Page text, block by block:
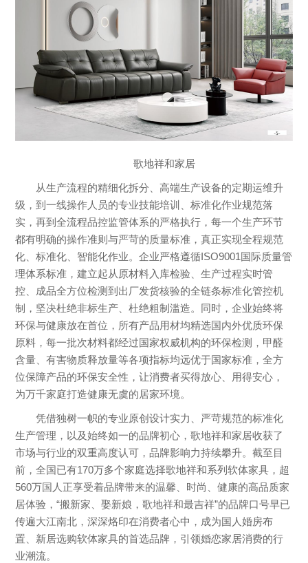
歌地祥和家居
从生产流程的精细化拆分、高端生产设备的定期运维升
级，到一线操作人员的专业技能培训、标准化作业规范落
实，再到全流程品控监管体系的严格执行，每一个生产环节
都有明确的操作准则与严苛的质量标准，真正实现全程规范
化、标准化、智能化作业。企业严格遵循ISO9001国际质量管
理体系标准，建立起从原材料入库检验、生产过程实时管
控、成品全方位检测到出厂发货核验的全链条标准化管控机
制，坚决杜绝非标生产、杜绝粗制滥造。同时，企业始终将
环保与健康放在首位，所有产品用材均精选国内外优质环保
原料，每一批次材料都经过国家权威机构的环保检测，甲醛
含量、有害物质释放量等各项指标均远优于国家标准，全方
位保障产品的环保安全性，让消费者买得放心、用得安心，
为万千家庭打造健康无虞的居家环境。
凭借独树一帜的专业原创设计实力、严苛规范的标准化
生产管理，以及始终如一的品牌初心，歌地祥和家居收获了
市场与行业的双重高度认可，品牌影响力持续攀升。截至目
前，全国已有170万多个家庭选择歌地祥和系列软体家具，超
560万国人正享受着品牌带来的温馨、时尚、健康的高品质家
居体验，“搬新家、娶新娘，歌地祥和最吉祥”的品牌口号早已
传遍大江南北，深深烙印在消费者心中，成为国人婚房布
置、新居选购软体家具的首选品牌，引领婚恋家居消费的行
业潮流。